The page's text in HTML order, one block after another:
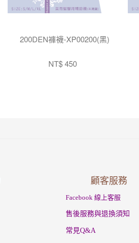
200DEN褲襪-XP00200(黑)
NT$ 450
顧客服務
Facebook 線上客服
售後服務與退換須知
常見Q&A